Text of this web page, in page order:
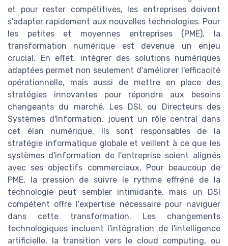
et pour rester compétitives, les entreprises doivent
s'adapter rapidement aux nouvelles technologies. Pour
les petites et moyennes entreprises (PME), la
transformation numérique est devenue un enjeu
crucial. En effet, intégrer des solutions numériques
adaptées permet non seulement d'améliorer l'efficacité
opérationnelle, mais aussi de mettre en place des
stratégies innovantes pour répondre aux besoins
changeants du marché. Les DSI, ou Directeurs des
Systèmes d'Information, jouent un rôle central dans
cet élan numérique. Ils sont responsables de la
stratégie informatique globale et veillent à ce que les
systèmes d'information de l'entreprise soient alignés
avec ses objectifs commerciaux. Pour beaucoup de
PME, la pression de suivre le rythme effréné de la
technologie peut sembler intimidante, mais un DSI
compétent offre l'expertise nécessaire pour naviguer
dans cette transformation. Les changements
technologiques incluent l'intégration de l'intelligence
artificielle, la transition vers le cloud computing, ou